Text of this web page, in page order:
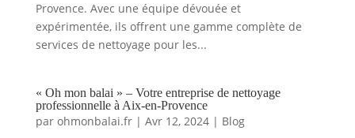
Provence. Avec une équipe dévouée et
expérimentée, ils offrent une gamme complète de
services de nettoyage pour les...
« Oh mon balai » – Votre entreprise de nettoyage
professionnelle à Aix-en-Provence
par ohmonbalai.fr| Avr 12, 2024| Blog